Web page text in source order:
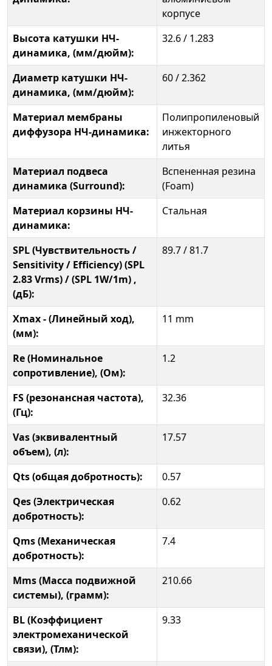
корпусе
Высота катушки НЧ-
динамика, (мм/дюйм):
32.6 / 1.283
Диаметр катушки НЧ-
динамика, (мм/дюйм):
60 / 2.362
Материал мембраны
диффузора НЧ-динамика:
Полипропиленовый
инжекторного
литья
Материал подвеса
динамика (Surround):
Вспененная резина
(Foam)
Материал корзины НЧ-
динамика:
Стальная
SPL (Чувствительность /
Sensitivity / Efficiency) (SPL
2.83 Vrms) / (SPL 1W/1m) ,
(дБ):
89.7 / 81.7
Xmax - (Линейный ход),
(мм):
11 mm
Re (Номинальное
сопротивление), (Ом):
1.2
FS (резонансная частота),
(Гц):
32.36
Vas (эквивалентный
объем), (л):
17.57
Qts (общая добротность):
0.57
Qes (Электрическая
добротность):
0.62
Qms (Механическая
добротность):
7.4
Mms (Масса подвижной
системы), (грамм):
210.66
BL (Коэффициент
электромеханической
связи), (Тлм):
9.33